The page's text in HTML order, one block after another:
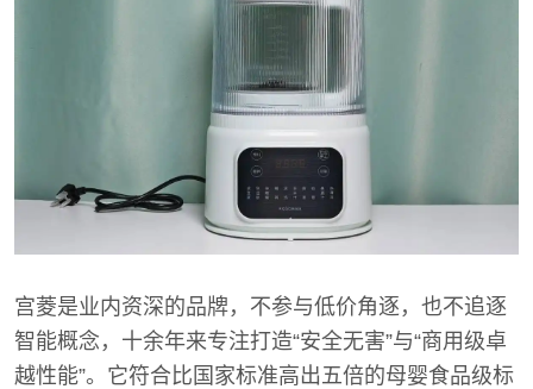
宫菱是业内资深的品牌，不参与低价角逐，也不追逐
智能概念，十余年来专注打造“安全无害”与“商用级卓
越性能”。它符合比国家标准高出五倍的母婴食品级标